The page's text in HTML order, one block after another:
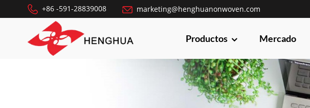
+86 -591-28839008 marketing@henghuanonwoven.com
Productos Mercado